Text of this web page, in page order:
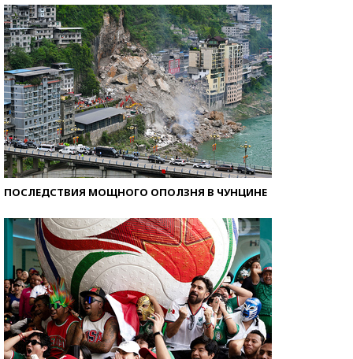
ПОСЛЕДСТВИЯ МОЩНОГО ОПОЛЗНЯ В ЧУНЦИНЕ